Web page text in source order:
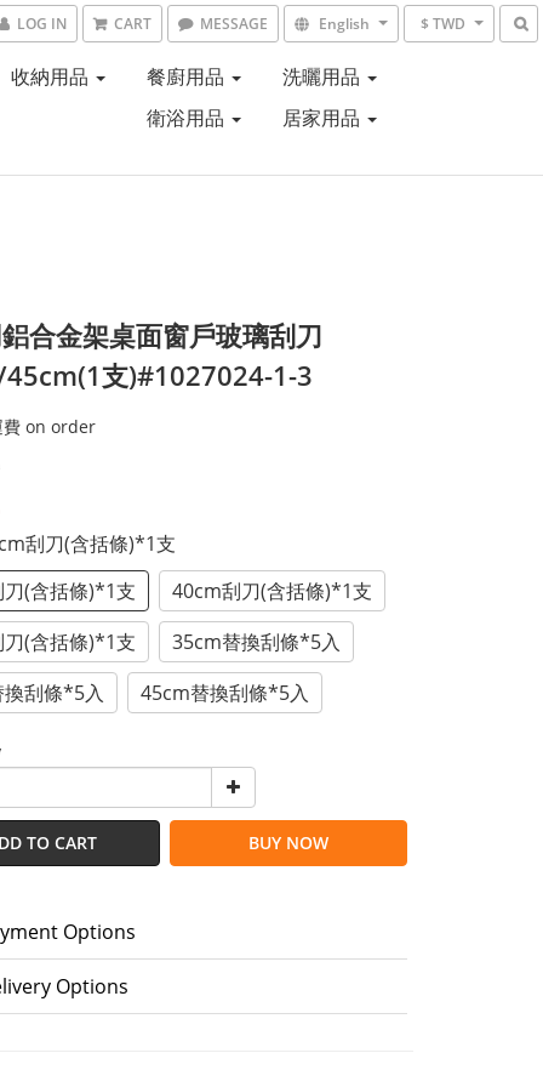
LOG IN CART MESSAGE English $ TWD
收納用品 餐廚用品
洗曬用品
衛浴用品
居家用品
合金架桌面窗戶玻璃刮刀
支)#1027024-1-3
費 on order
刮刀(含括條)*1支
(含括條)*1支
40cm刮刀(含括條)*1支
(含括條)*1支
35cm替換刮條*5入
刮條*5入
45cm替換刮條*5入
TO CART BUY NOW
Options
Options